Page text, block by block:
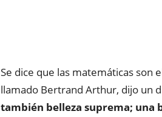
Se dice que las matemáticas son
llamado Bertrand Arthur, dijo un
también belleza suprema; una